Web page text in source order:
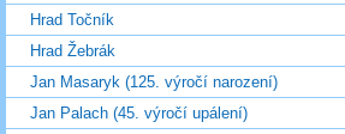
Hrad Točník
Hrad Žebrák
Jan Masaryk (125. výročí narození)
Jan Palach (45. výročí upálení)